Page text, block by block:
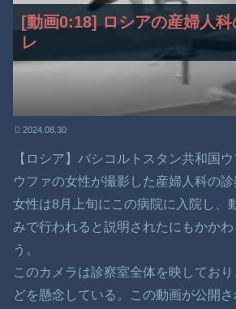
[動画0:18] ロシアの産婦人
レ
2024.08.30
【ロシア】バシコルトスタン共和国ウ
ウファの女性が撮影した産婦人科の
女性は8月上旬にこの病院に入院し、
みで行われると説明されたにもかか
う。
このカメラは診察室全体を映してお
どを懸念している。この動画が公開